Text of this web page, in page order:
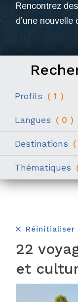
Rencontrez
d’une nouvelle
Profils (1 )
Langues ( 0 )
Destinations (
Thématiques
Réinitialiser
22
et